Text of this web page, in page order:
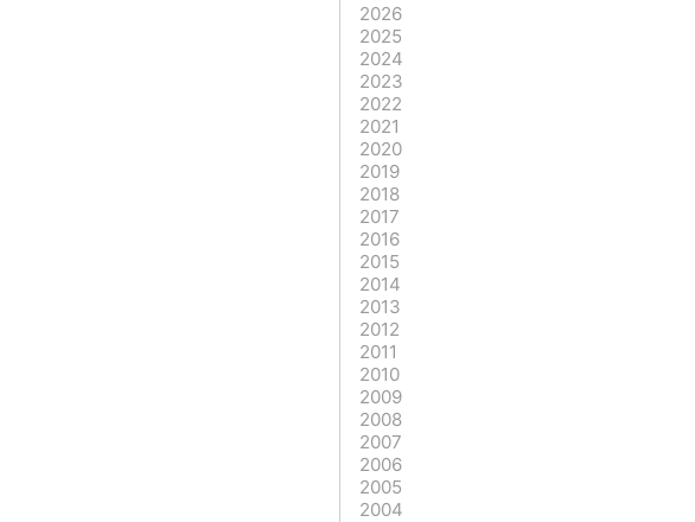
2026
2025
2024
2023
2022
2021
2020
2019
2018
2017
2016
2015
2014
2013
2012
2011
2010
2009
2008
2007
2006
2005
2004